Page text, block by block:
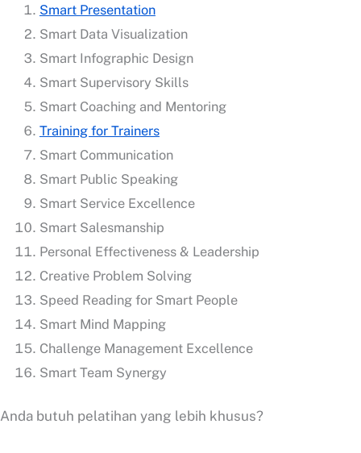
Smart Presentation
Smart Data Visualization
Smart Infographic Design
Smart Supervisory Skills
Smart Coaching and Mentoring
Training for Trainers
Smart Communication
Smart Public Speaking
Smart Service Excellence
Smart Salesmanship
Personal Effectiveness & Leadership
Creative Problem Solving
Speed Reading for Smart People
Smart Mind Mapping
Challenge Management Excellence
Smart Team Synergy
Anda butuh pelatihan yang lebih khusus?